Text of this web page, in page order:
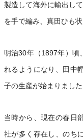
製造して海外に輸出し
を手で編み、真田ひも
明治30年（1897年）頃
れるようになり、田中
子の生産が始まりました
当時から、現在の春日
社が多く存在し、のち